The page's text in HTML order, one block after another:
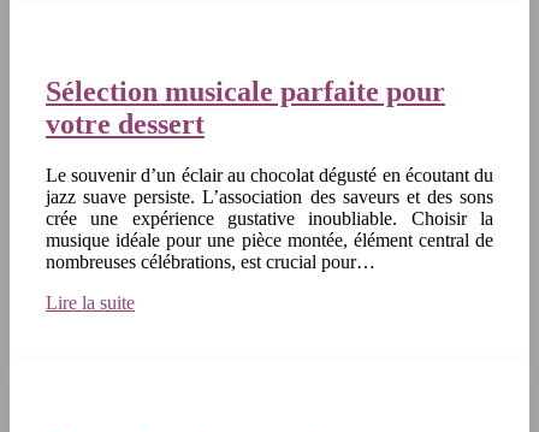
Sélection musicale parfaite pour
votre dessert
Le souvenir d’un éclair au chocolat dégusté en écoutant du
jazz suave persiste. L’association des saveurs et des sons
crée une expérience gustative inoubliable. Choisir la
musique idéale pour une pièce montée, élément central de
nombreuses célébrations, est crucial pour…
Lire la suite